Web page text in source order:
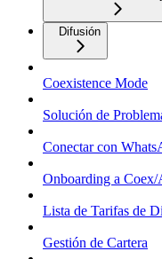
Difusión
Coexistence Mode
Solución de
Conectar con
Onboarding a
Lista de Tarifas de
Gestión de Cartera